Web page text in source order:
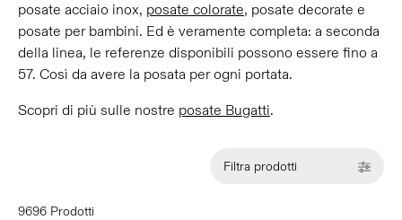
posate acciaio inox, posate colorate, posate decorate e
posate per bambini. Ed è veramente completa: a seconda
della linea, le referenze disponibili possono essere fino a
57. Così da avere la posata per ogni portata.
Scopri di più sulle nostre posate Bugatti.
Filtra prodotti
9696 Prodotti